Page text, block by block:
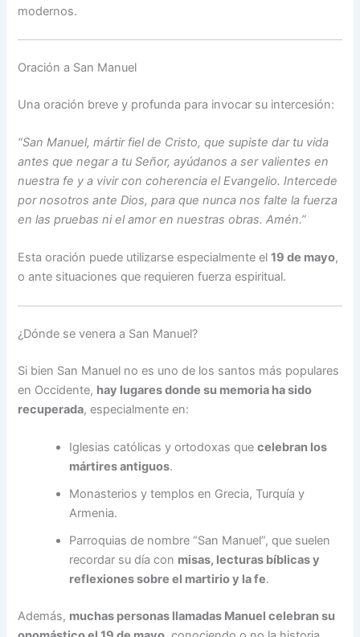
modernos.
Oración a San Manuel
Una oración breve y profunda para invocar su intercesión:
“San Manuel, mártir fiel de Cristo, que supiste dar tu vida
antes que negar a tu Señor, ayúdanos a ser valientes en
nuestra fe y a vivir con coherencia el Evangelio. Intercede
por nosotros ante Dios, para que nunca nos falte la fuerza
en las pruebas ni el amor en nuestras obras. Amén.”
Esta oración puede utilizarse especialmente el19 de mayo,
o ante situaciones que requieren fuerza espiritual.
¿Dónde se venera a San Manuel?
Si bien San Manuel no es uno de los santos más populares
en Occidente, hay lugares donde su memoria ha sido
recuperada, especialmente en:
Iglesias católicas y ortodoxas quecelebran los
mártires antiguos.
Monasterios y templos en Grecia, Turquía y
Armenia.
Parroquias de nombre “San Manuel”, que suelen
recordar su día con misas, lecturas bíblicas y
reflexiones sobre el martirio y la fe.
Además, muchas personas llamadas Manuel celebran su